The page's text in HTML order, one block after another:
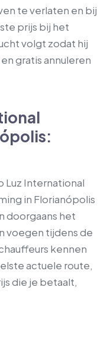
te verlaten en bij
prijs bij het
volgt zodat hij
gratis annuleren
Luz International
in Florianópolis
doorgaans het
voegen tijdens de
kennen
actuele route,
die je betaalt,